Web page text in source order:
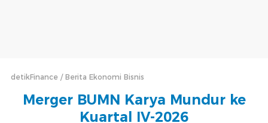
detikFinance Berita Ekonomi Bisnis
Merger BUMN Karya Mundur ke
Kuartal IV-2026